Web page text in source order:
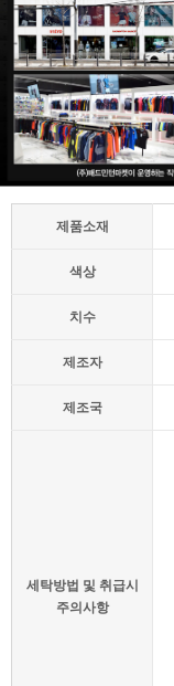
제품소재
색상
치수
제조자
제조국
세탁방법 및 취급시
주의사항